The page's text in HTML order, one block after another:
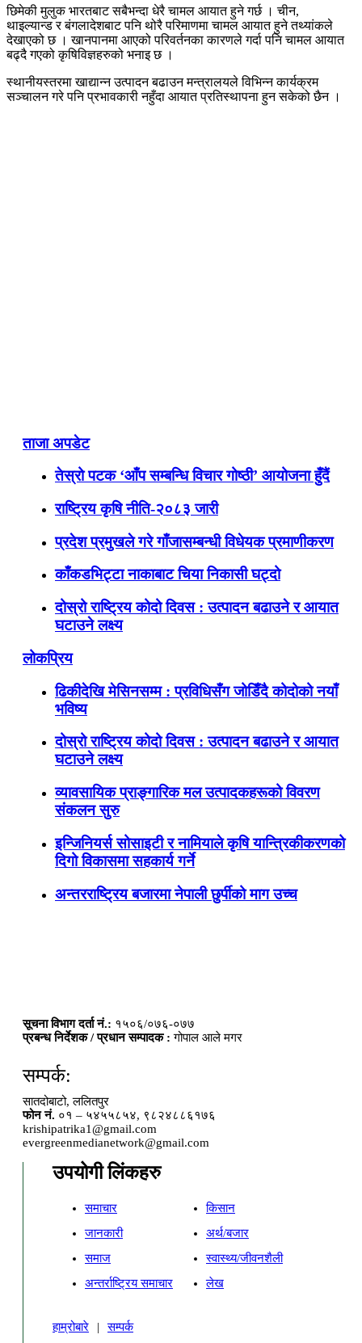
छिमेकी मुलुक भारतबाट सबैभन्दा धेरै चामल आयात हुने गर्छ । चीन,
थाइल्यान्ड र बंगलादेशबाट पनि थोरै परिमाणमा चामल आयात हुने तथ्यांकले
देखाएको छ । खानपानमा आएको परिवर्तनका कारणले गर्दा पनि चामल आयात
बढ्दै गएको कृषिविज्ञहरुको भनाइ छ ।
स्थानीयस्तरमा खाद्यान्न उत्पादन बढाउन मन्त्रालयले विभिन्न कार्यक्रम
सञ्चालन गरे पनि प्रभावकारी नहुँदा आयात प्रतिस्थापना हुन सकेको छैन ।
ताजा अपडेट
तेस्रो पटक ‘आँप सम्बन्धि विचार गोष्ठी’ आयोजना हुँदैं
राष्ट्रिय कृषि नीति-२०८३ जारी
प्रदेश प्रमुखले गरे गाँजासम्बन्धी विधेयक प्रमाणीकरण
काँकडभिट्टा नाकाबाट चिया निकासी घट्दो
दोस्रो राष्ट्रिय कोदो दिवस : उत्पादन बढाउने र आयात
घटाउने लक्ष्य
लोकप्रिय
ढिकीदेखि मेसिनसम्म : प्रविधिसँग जोडिँदै कोदोको नयाँ
भविष्य
दोस्रो राष्ट्रिय कोदो दिवस : उत्पादन बढाउने र आयात
घटाउने लक्ष्य
व्यावसायिक प्राङ्गारिक मल उत्पादकहरूको विवरण
संकलन सुरु
इन्जिनियर्स सोसाइटी र नामियाले कृषि यान्त्रिकीकरणको
दिगो विकासमा सहकार्य गर्ने
अन्तरराष्ट्रिय बजारमा नेपाली छुर्पीको माग उच्च
सूचना विभाग दर्ता नं.: १५०६/०७६-०७७
प्रबन्ध निर्देशक / प्रधान सम्पादक : गोपाल आले मगर
सम्पर्क:
सातदोबाटो, ललितपुर
फोन नं. ०१ – ५४५५८५४, ९८२४८८६१७६
krishipatrika1@gmail.com
evergreenmedianetwork@gmail.com
उपयोगी लिंकहरु
समाचार
किसान
जानकारी
अर्थ/बजार
समाज
स्वास्थ्य/जीवनशैली
अन्तर्राष्ट्रिय समाचार
लेख
हाम्रोबारे |
सम्पर्क